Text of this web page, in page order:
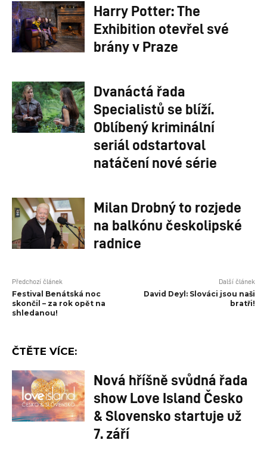
Harry Potter: The
Exhibition otevřel své
brány v Praze
Dvanáctá řada
Specialistů se blíží.
Oblíbený kriminální
seriál odstartoval
natáčení nové série
Milan Drobný to rozjede
na balkónu českolipské
radnice
Předchozí článek
Festival Benátská noc
skončil – za rok opět na
shledanou!
Další článek
David Deyl: Slováci jsou naši
bratři!
ČTĚTE VÍCE:
Nová hříšně svůdná řada
show Love Island Česko
& Slovensko startuje už
7. září